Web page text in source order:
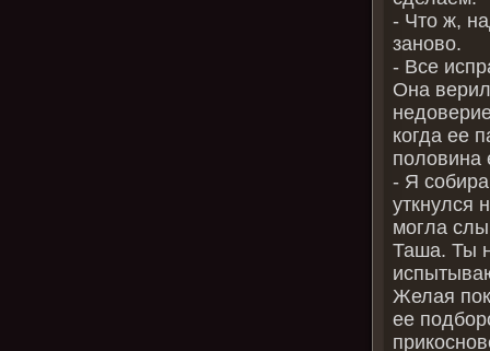
- Что ж,
заново.
- Все
Она
когда ее
половина
- Я
уткнулся
могла
Таша. Ты
Желая
ее